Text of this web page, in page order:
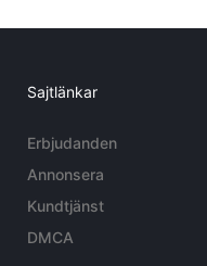
Sajtlänkar
Erbjudanden
Annonsera
Kundtjänst
DMCA